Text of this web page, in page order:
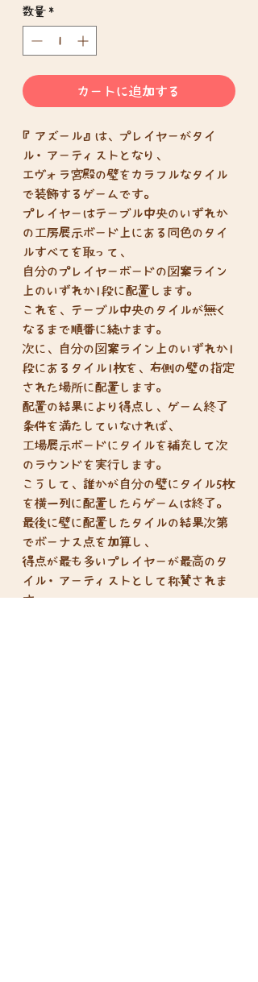
数量 *
カートに追加する
『アズール』は、プレイヤーがタイ
ル・アーティストとなり、
エヴォラ宮殿の壁をカラフルなタイル
で装飾するゲームです。
プレイヤーはテーブル中央のいずれか
の工房展示ボード上にある同色のタイ
ルすべてを取って、
自分のプレイヤーボードの図案ライン
上のいずれか1段に配置します。
これを、テーブル中央のタイルが無く
なるまで順番に続けます。
次に、自分の図案ライン上のいずれか1
段にあるタイル1枚を、右側の壁の指定
された場所に配置します。
配置の結果により得点し、ゲーム終了
条件を満たしていなければ、
工場展示ボードにタイルを補充して次
のラウンドを実行します。
こうして、誰かが自分の壁にタイル5枚
を横一列に配置したらゲームは終了。
最後に壁に配置したタイルの結果次第
でボーナス点を加算し、
得点が最も多いプレイヤーが最高のタ
イル・アーティストとして称賛されま
す。